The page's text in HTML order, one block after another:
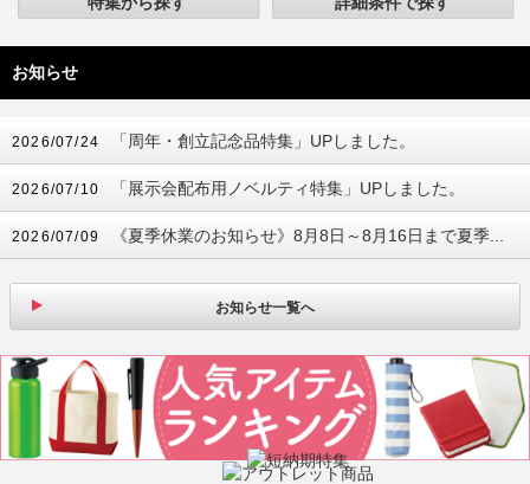
お知らせ
2026/07/24 「周年・創立記念品特集」UPしました。
2026/07/10 「展示会配布用ノベルティ特集」UPしました。
2026/07/09 《夏季休業のお知らせ》8月8日～8月16日まで夏季...
お知らせ一覧へ